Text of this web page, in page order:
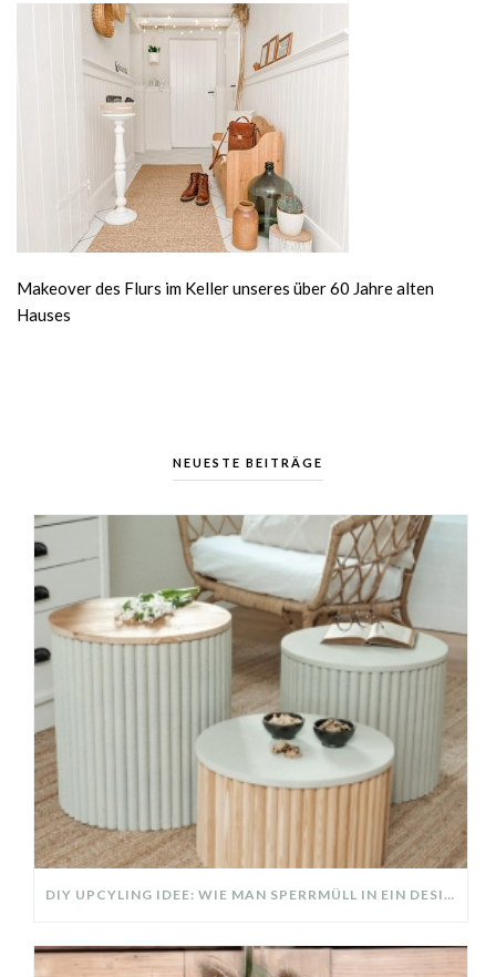
Makeover des Flurs im Keller unseres über 60 Jahre alten
Hauses
NEUESTE BEITRÄGE
DIY UPCYLING IDEE: WIE MAN SPERRMÜLL IN EIN DESIGNER TEIL VERWANDELT